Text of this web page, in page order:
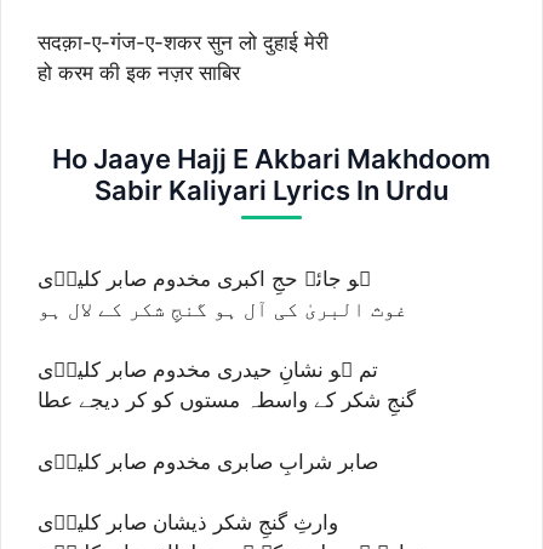
सदक़ा-ए-गंज-ए-शकर सुन लो दुहाई मेरी
हो करम की इक नज़र साबिर
Ho Jaaye Hajj E Akbari Makhdoom
Sabir Kaliyari Lyrics In Urdu
ہو جائے حجِ اکبری مخدوم صابر کلیرؔی
غوث البریٰ کی آل ہو گنجِ شکر کے لال ہو
تم ہو نشانِ حیدری مخدوم صابر کلیرؔی
گنجِ شکر کے واسطہ مستوں کو کر دیجے عطا
صابر شرابِ صابری مخدوم صابر کلیرؔی
وارثِ گنجِ شکر ذیشان صابر کلیرؔی